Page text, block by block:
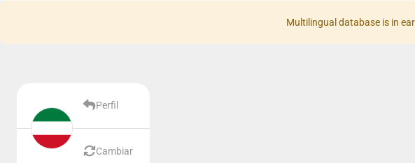
Multilingual database is in
Perfil
Cambiar